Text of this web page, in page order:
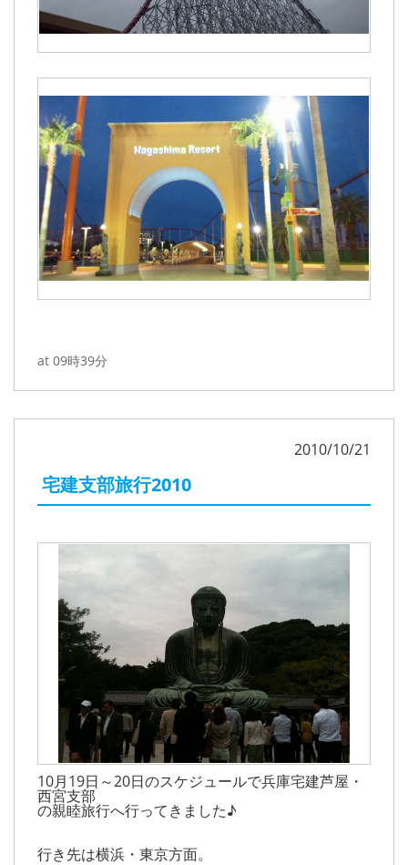
at 09時39分
2010/10/21
宅建支部旅行2010
10月19日～20日のスケジュールで兵庫宅建芦屋・
西宮支部
の親睦旅行へ行ってきました♪
行き先は横浜・東京方面。